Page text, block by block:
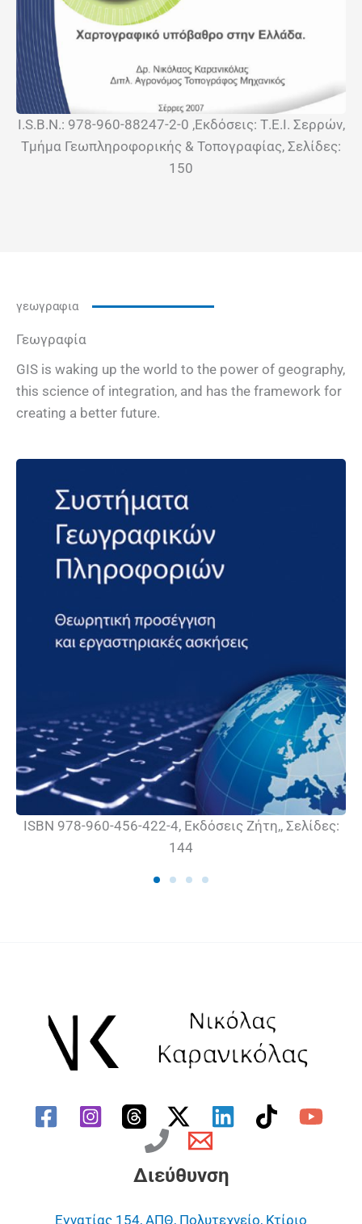
I.S.B.N.: 978-960-88247-2-0 ,Εκδόσεις: Τ.Ε.Ι. Σερρών,
Τμήμα Γεωπληροφορικής & Τοπογραφίας, Σελίδες:
150
γεωγραφια
Γεωγραφία
GIS is waking up the world to the power of geography,
this science of integration, and has the framework for
creating a better future.
ISBN 978-960-456-422-4, Εκδόσεις Ζήτη,, Σελίδες:
144
Διεύθυνση
Εγνατίας 154, ΑΠΘ, Πολυτεχνείο, Κτίριο